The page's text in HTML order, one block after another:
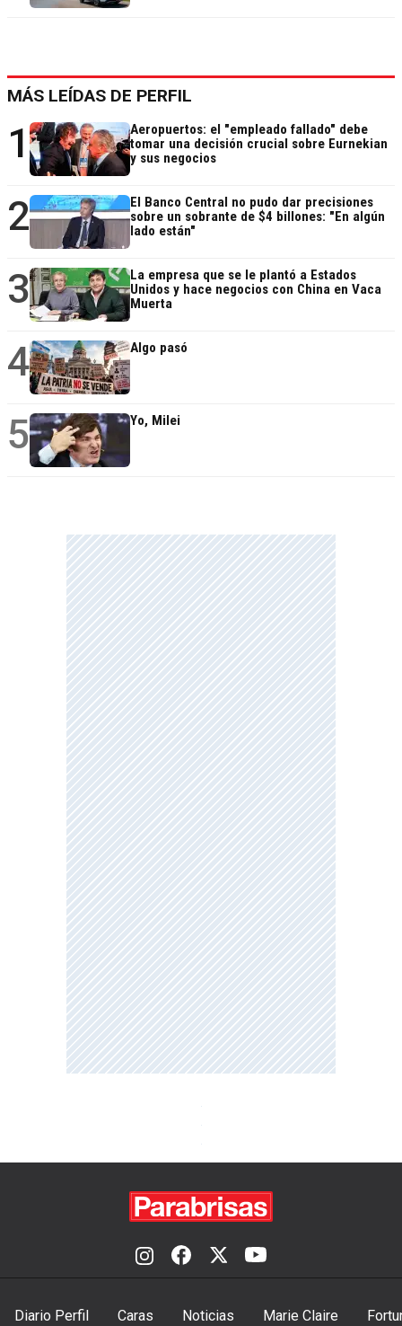
MÁS LEÍDAS DE PERFIL
1
Aeropuertos: el "empleado fallado" debe
tomar una decisión crucial sobre Eurnekian
y sus negocios
2
El Banco Central no pudo dar precisiones
sobre un sobrante de $4 billones: "En algún
lado están"
3
La empresa que se le plantó a Estados
Unidos y hace negocios con China en Vaca
Muerta
4 Algo pasó
5 Yo, Milei
Diario Perfil Caras Noticias Marie Claire